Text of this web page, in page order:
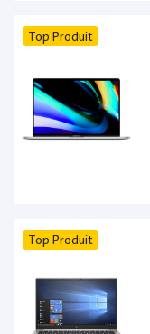
Top Produit
Top Produit